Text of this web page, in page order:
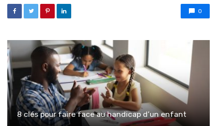
0
8 clés pour faire face au handicap d’un enfant